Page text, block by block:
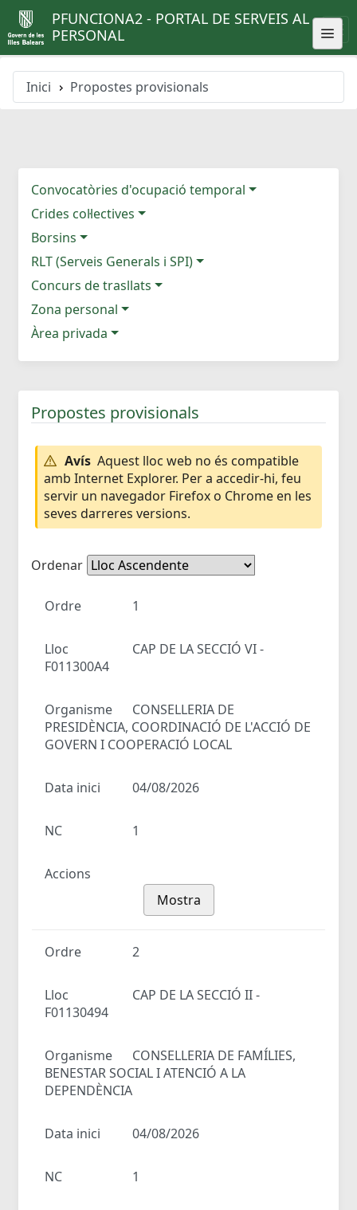
PFUNCIONA2 - PORTAL DE SERVEIS AL
PERSONAL
Inici Propostes provisionals
Convocatòries d'ocupació temporal
Crides col·lectives
Borsins
RLT (Serveis Generals i SPI)
Concurs de trasllats
Zona personal
Àrea privada
Propostes provisionals
Avís Aquest lloc web no és compatible
amb Internet Explorer. Per a accedir-hi, feu
servir un navegador Firefox o Chrome en les
seves darreres versions.
Ordenar
Ordre 1
Lloc
CAP DE LA SECCIÓ VI -
F011300A4
Organisme
CONSELLERIA DE
PRESIDÈNCIA, COORDINACIÓ DE L'ACCIÓ DE
GOVERN I COOPERACIÓ LOCAL
Data inici 04/08/2026
NC 1
Accions
Mostra
Ordre 2
Lloc
CAP DE LA SECCIÓ II -
F01130494
Organisme
CONSELLERIA DE FAMÍLIES,
BENESTAR SOCIAL I ATENCIÓ A LA
DEPENDÈNCIA
Data inici 04/08/2026
NC 1